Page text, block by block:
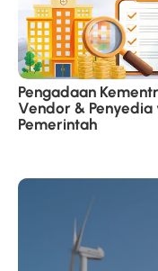
Pengadaan
Vendor & Penyedia
Pemerintah